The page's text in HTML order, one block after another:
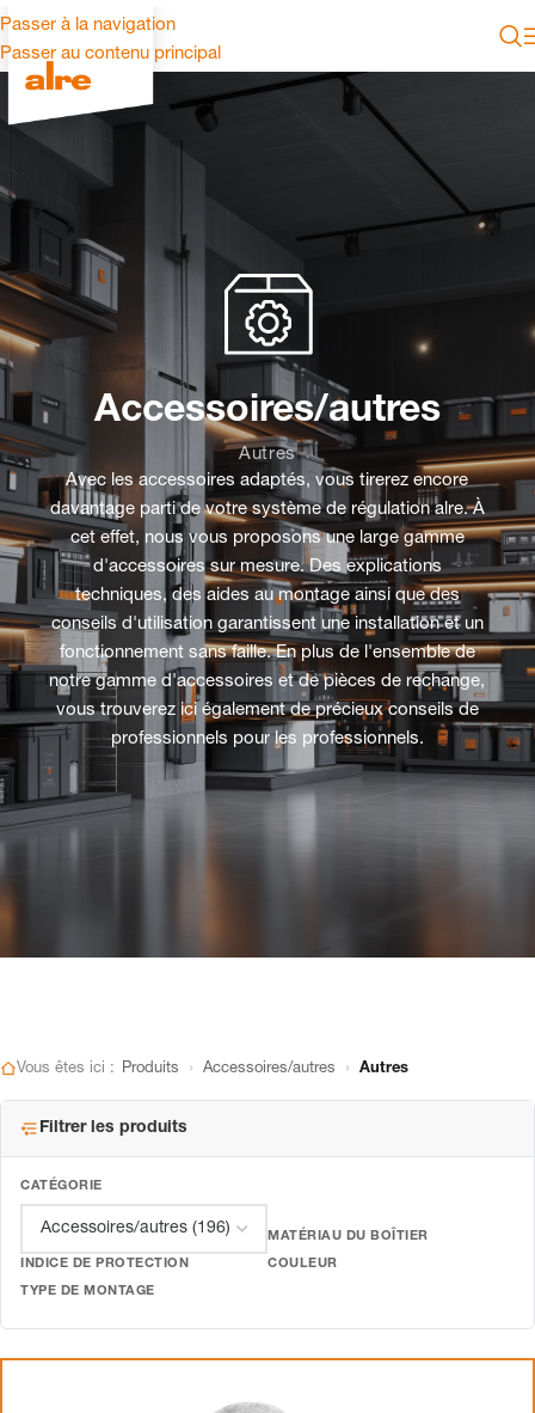
Passer à la navigation
Passer au contenu principal
Accessoires/autres
Autres
Avec les accessoires adaptés, vous tirerez encore
davantage parti de votre système de régulation alre. À
cet effet, nous vous proposons une large gamme
d'accessoires sur mesure. Des explications
techniques, des aides au montage ainsi que des
conseils d'utilisation garantissent une installation et un
fonctionnement sans faille. En plus de l'ensemble de
notre gamme d'accessoires et de pièces de rechange,
vous trouverez ici également de précieux conseils de
professionnels pour les professionnels.
Vous êtes ici : Produits › Accessoires/autres › Autres
Filtrer les produits
CATÉGORIE
MATÉRIAU DU BOÎTIER
INDICE DE PROTECTION COULEUR
TYPE DE MONTAGE